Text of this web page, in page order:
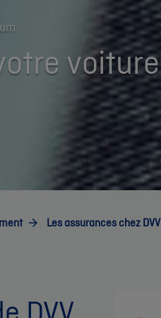
voiture
Les assurances chez DVV